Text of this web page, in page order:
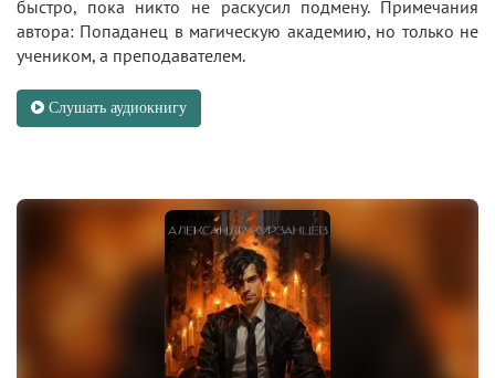
быстро, пока никто не раскусил подмену. Примечания
автора: Попаданец в магическую академию, но только не
учеником, а преподавателем.
Слушать аудиокнигу